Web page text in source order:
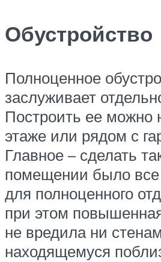
Обустройство
Полноценное
заслуживает
Построить ее можно
этаже или рядом с
Главное – сделать
помещении было
для полноценного
при этом
не вредила ни
находящемуся